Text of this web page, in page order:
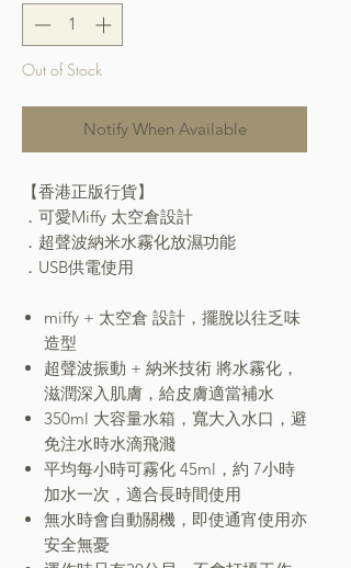
Out of Stock
Notify When Available
【香港正版行貨】
．可愛Miffy 太空倉設計
．超聲波納米水霧化放濕功能
．USB供電使用
miffy + 太空倉 設計，擺脫以往乏味
造型
超聲波振動 + 納米技術 將水霧化，
滋潤深入肌膚，給皮膚適當補水
350ml 大容量水箱，寬大入水口，避
免注水時水滴飛濺
平均每小時可霧化 45ml，約 7小時
加水一次，適合長時間使用
無水時會自動關機，即使通宵使用亦
安全無憂